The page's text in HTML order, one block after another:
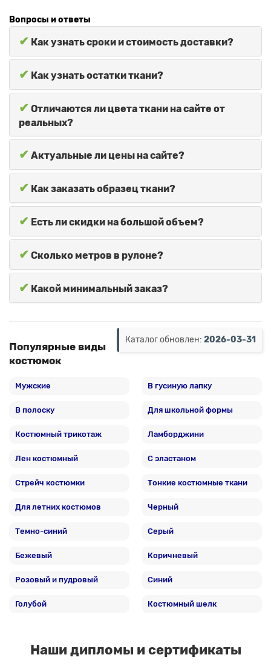
Вопросы и ответы
✔ Как узнать сроки и стоимость доставки?
✔ Как узнать остатки ткани?
✔ Отличаются ли цвета ткани на сайте от
реальных?
✔ Актуальные ли цены на сайте?
✔ Как заказать образец ткани?
✔ Есть ли скидки на большой объем?
✔ Сколько метров в рулоне?
✔ Какой минимальный заказ?
Каталог обновлен: 2026-03-31
Популярные виды
костюмок
Мужские В гусиную лапку
В полоску Для школьной формы
Костюмный трикотаж Ламборджини
Лен костюмный С эластаном
Стрейч костюмки Тонкие костюмные ткани
Для летних костюмов Черный
Темно-синий Серый
Бежевый Коричневый
Розовый и пудровый Синий
Голубой Костюмный шелк
Наши дипломы и сертификаты